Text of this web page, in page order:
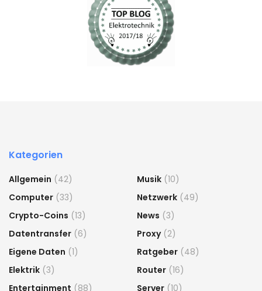
Kategorien
Allgemein (42)
Computer (33)
Crypto-Coins (13)
Datentransfer (6)
Eigene Daten (1)
Elektrik (3)
Entertainment (88)
Musik (10)
Netzwerk (49)
News (3)
Proxy(2)
Ratgeber (48)
Router (16)
Server (10)